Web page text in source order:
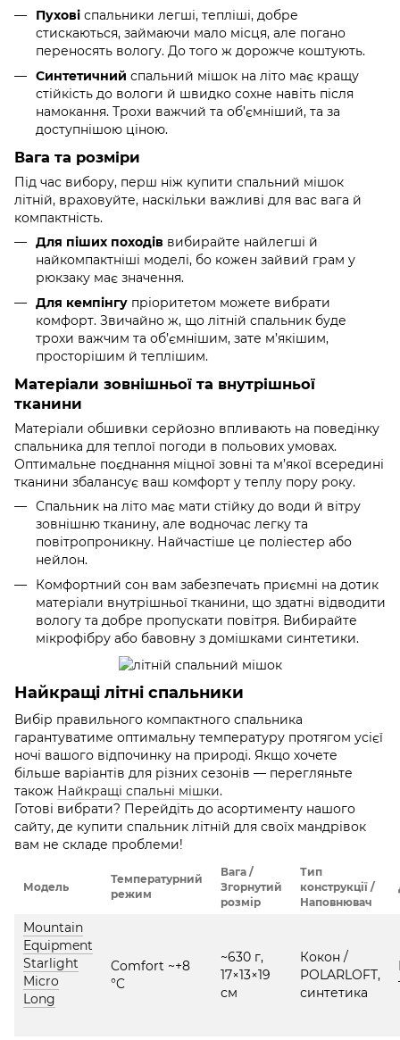
Пухові спальники легші, тепліші, добре
стискаються, займаючи мало місця, але погано
переносять вологу. До того ж дорожче коштують.
Синтетичний спальний мішок на літо має кращу
стійкість до вологи й швидко сохне навіть після
намокання. Трохи важчий та об’ємніший, та за
доступнішою ціною.
Вага та розміри
Під час вибору, перш ніж купити спальний мішок
літній, враховуйте, наскільки важливі для вас вага й
компактність.
Для піших походів вибирайте найлегші й
найкомпактніші моделі, бо кожен зайвий грам у
рюкзаку має значення.
Для кемпінгу пріоритетом можете вибрати
комфорт. Звичайно ж, що літній спальник буде
трохи важчим та об’ємнішим, зате м’якішим,
просторішим й теплішим.
Матеріали зовнішньої та внутрішньої
тканини
Матеріали обшивки серйозно впливають на поведінку
спальника для теплої погоди в польових умовах.
Оптимальне поєднання міцної зовні та м’якої всередині
тканини збалансує ваш комфорт у теплу пору року.
Спальник на літо має мати стійку до води й вітру
зовнішню тканину, але водночас легку та
повітропроникну. Найчастіше це поліестер або
нейлон.
Комфортний сон вам забезпечать приємні на дотик
матеріали внутрішньої тканини, що здатні відводити
вологу та добре пропускати повітря. Вибирайте
мікрофібру або бавовну з домішками синтетики.
Найкращі літні спальники
Вибір правильного компактного спальника
гарантуватиме оптимальну температуру протягом усієї
ночі вашого відпочинку на природі. Якщо хочете
більше варіантів для різних сезонів — перегляньте
також Найкращі спальні мішки.
Готові вибрати? Перейдіть до асортименту нашого
сайту, де купити спальник літній для своїх мандрівок
вам не складе проблеми!
Модель
Температурний
режим
Вага /
Згорнутий
розмір
Тип
конструкції /
Наповнювач
Mountain
Equipment
Starlight
Micro
Long
Comfort ~+8
°C
~630 г,
17×13×19
см
Кокон /
POLARLOFT,
синтетика